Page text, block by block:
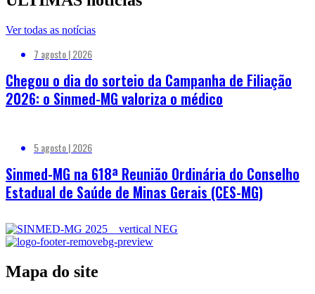
Ver todas as notícias
7 agosto | 2026
Chegou o dia do sorteio da Campanha de Filiação
2026: o Sinmed-MG valoriza o médico
5 agosto | 2026
Sinmed-MG na 618ª Reunião Ordinária do Conselho
Estadual de Saúde de Minas Gerais (CES-MG)
Mapa do site